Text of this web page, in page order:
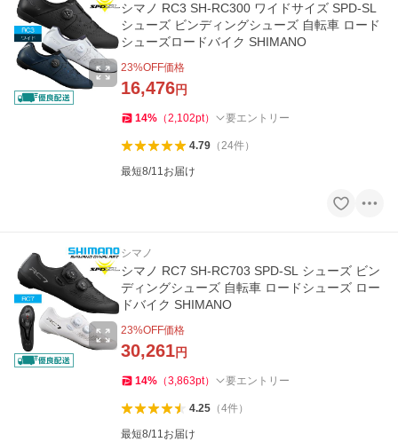
シマノ RC3 SH-RC300 ワイドサイズ SPD-SL
シューズ ビンディングシューズ 自転車 ロード
シューズロードバイク SHIMANO
23%OFF価格
16,476円
14% （2,102pt） 要エントリー
4.79（24件）
最短8/11お届け
シマノ
シマノ RC7 SH-RC703 SPD-SL シューズ ビン
ディングシューズ 自転車 ロードシューズ ロー
ドバイク SHIMANO
23%OFF価格
30,261円
14% （3,863pt） 要エントリー
4.25（4件）
最短8/11お届け